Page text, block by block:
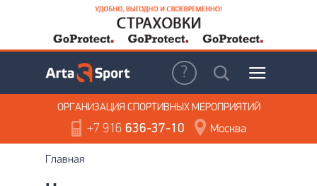
ОРГАНИЗАЦИЯ СПОРТИВНЫХ МЕРОПРИЯТИЙ
+7 916636-37-10 Москва
Главная